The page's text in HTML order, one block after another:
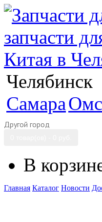
Челябинск
Самара
Другой город
В
Главная Каталог Новости